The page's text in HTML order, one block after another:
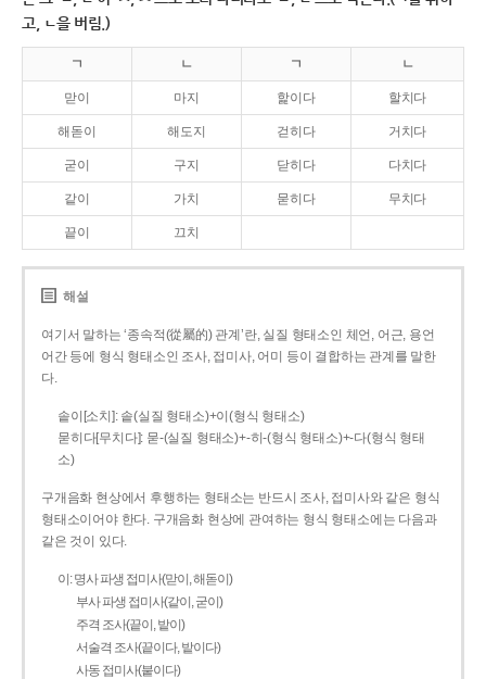
고, ㄴ을 버림.)
ㄱ ㄴ ㄱ ㄴ
맏이 마지 핥이다 할치다
해돋이 해도지 걷히다 거치다
굳이 구지 닫히다 다치다
같이 가치 묻히다 무치다
끝이 끄치
해설
여기서 말하는 ‘종속적(從屬的) 관계’란, 실질 형태소인 체언, 어근, 용언
어간 등에 형식 형태소인 조사, 접미사, 어미 등이 결합하는 관계를 말한
다.
솥이[소치]: 솥(실질 형태소)+이(형식 형태소)
묻히다[무치다]: 묻­-(실질 형태소)+­-히­-(형식 형태소)+-다(형식 형태
소)
구개음화 현상에서 후행하는 형태소는 반드시 조사, 접미사와 같은 형식
형태소이어야 한다. 구개음화 현상에 관여하는 형식 형태소에는 다음과
같은 것이 있다.
이: 명사 파생 접미사(맏이, 해돋이)
부사 파생 접미사(같이, 굳이)
주격 조사(끝이, 밭이)
서술격 조사(끝이다, 밭이다)
사동 접미사(붙이다)